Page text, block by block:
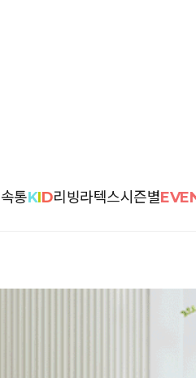
속통KID리빙라텍스시즌별